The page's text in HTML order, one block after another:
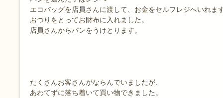
エコバッグを店員さんに渡して、お金をセルフレジへいれま
おつりをとってお財布に入れました。
店員さんからパンをうけとります。
たくさんお客さんがならんでいましたが、
あわてずに落ち着いて買い物できました。